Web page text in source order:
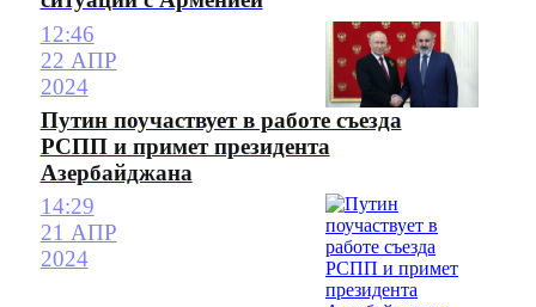
12:46
22 АПР
2024
Путин поучаствует в работе съезда
РСПП и примет президента
Азербайджана
14:29
21 АПР
2024